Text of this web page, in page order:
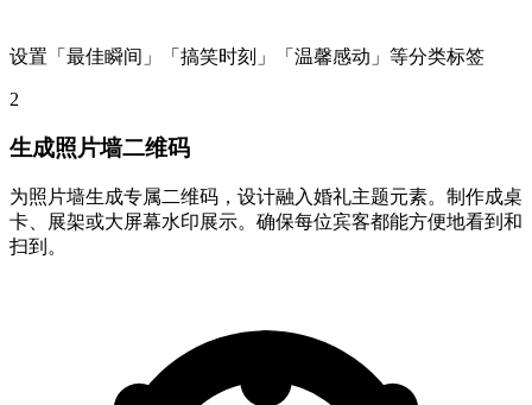
设置「最佳瞬间」「搞笑时刻」「温馨感动」等分类标签
2
生成照片墙二维码
为照片墙生成专属二维码，设计融入婚礼主题元素。制作成桌
卡、展架或大屏幕水印展示。确保每位宾客都能方便地看到和
扫到。